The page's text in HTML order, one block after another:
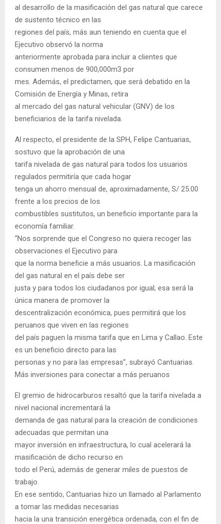
al desarrollo de la masificación del gas natural que carece
de sustento técnico en las
regiones del país, más aun teniendo en cuenta que el
Ejecutivo observó la norma
anteriormente aprobada para incluir a clientes que
consumen menos de 900,000m3 por
mes. Además, el predictamen, que será debatido en la
Comisión de Energía y Minas, retira
al mercado del gas natural vehicular (GNV) de los
beneficiarios de la tarifa nivelada.
Al respecto, el presidente de la SPH, Felipe Cantuarias,
sostuvo que la aprobación de una
tarifa nivelada de gas natural para todos los usuarios
regulados permitiría que cada hogar
tenga un ahorro mensual de, aproximadamente, S/ 25.00
frente a los precios de los
combustibles sustitutos, un beneficio importante para la
economía familiar.
“Nos sorprende que el Congreso no quiera recoger las
observaciones el Ejecutivo para
que la norma beneficie a más usuarios. La masificación
del gas natural en el país debe ser
justa y para todos los ciudadanos por igual; esa será la
única manera de promover la
descentralización económica, pues permitirá que los
peruanos que viven en las regiones
del país paguen la misma tarifa que en Lima y Callao. Este
es un beneficio directo para las
personas y no para las empresas”, subrayó Cantuarias.
Más inversiones para conectar a más peruanos
El gremio de hidrocarburos resaltó que la tarifa nivelada a
nivel nacional incrementará la
demanda de gas natural para la creación de condiciones
adecuadas que permitan una
mayor inversión en infraestructura, lo cual acelerará la
masificación de dicho recurso en
todo el Perú, además de generar miles de puestos de
trabajo.
En ese sentido, Cantuarias hizo un llamado al Parlamento
a tomar las medidas necesarias
hacia la una transición energética ordenada, con el fin de